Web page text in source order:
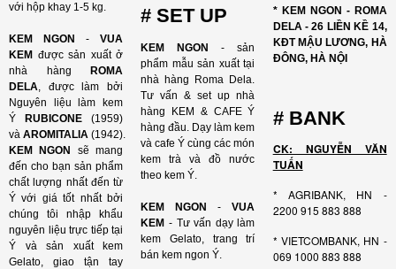
với hộp khay 1-5 kg.
KEM NGON - VUA
KEM được sản xuất ở
nhà hàng
ROMA
DELA, được làm bởi
Nguyên liệu làm kem
Ý
RUBICONE (1959)
và AROMITALIA (1942).
KEM NGON
sẽ mang
đến cho bạn sản phẩm
chất lượng nhất đến từ
Ý với giá tốt nhất bởi
chúng tôi nhập khẩu
nguyên liệu trực tiếp tại
Ý và sản xuất kem
Gelato, giao tận tay
# SET UP
KEM NGON
- sản
phẩm mẫu sản xuất tại
nhà hàng Roma Dela.
Tư vấn & set up nhà
hàng KEM & CAFE Ý
hàng đầu. Dạy làm kem
và cafe Ý cùng các món
kem trà và đồ nước
theo kem Ý.
KEM NGON-VUA
KEM - Tư vấn dạy làm
kem Gelato, trang trí
bán kem ngon Ý.
* KEM NGON - ROMA
DELA - 26 LIỀN KỀ 14,
KĐT MẬU LƯƠNG, HÀ
ĐÔNG, HÀ NỘI
# BANK
CK: NGUYỄN VĂN
TUẤN
* AGRIBANK, HN -
2200 915 883 888
* VIETCOMBANK, HN -
069 1000 883 888